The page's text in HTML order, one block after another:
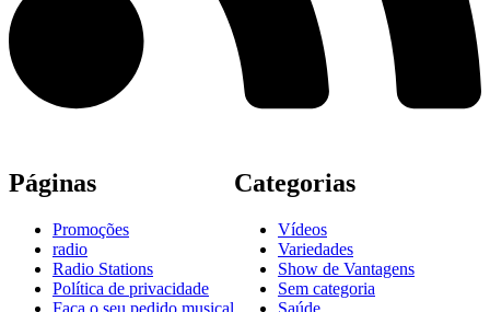
Páginas
Promoções
radio
Radio Stations
Política de privacidade
Faça o seu pedido musical
Categorias
Vídeos
Variedades
Show de Vantagens
Sem categoria
Saúde